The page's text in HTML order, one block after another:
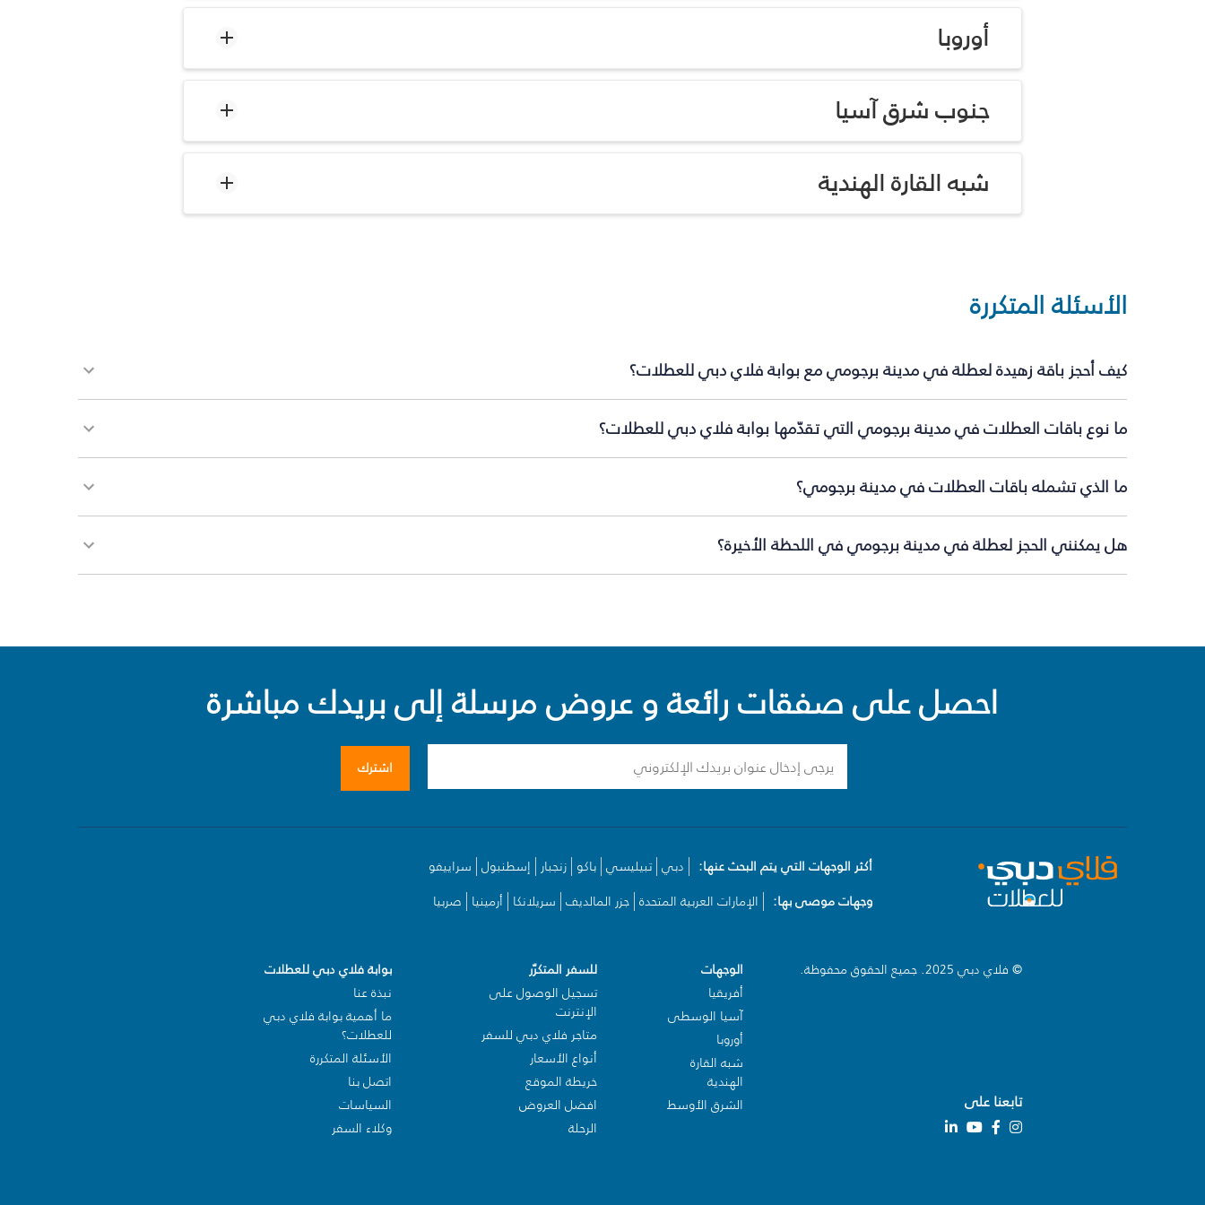
أوروبا
جنوب شرق آسيا
شبه القارة الهندية
الأسئلة المتكررة
كيف أحجز باقة زهيدة لعطلة في مدينة برجومي مع بوابة فلاي دبي للعطلات؟
ما نوع باقات العطلات في مدينة برجومي التي تقدّمها بوابة فلاي دبي للعطلات؟
ما الذي تشمله باقات العطلات في مدينة برجومي؟
هل يمكنني الحجز لعطلة في مدينة برجومي في اللحظة الأخيرة؟
احصل على صفقات رائعة و عروض مرسلة إلى بريدك مباشرة
اشترك
أكثر الوجهات التي يتم البحث عنها: دبي تبيليسي باكو زنجبار إسطنبول سراييفو
وجهات موصى بها:
الإمارات العربية المتحدة جزر المالديف سريلانكا أرمينيا صربيا
© فلاي دبي 2025. جميع الحقوق محفوظة.
تابعنا على
الوجهات
أفريقيا
آسيا الوسطى
أوروبا
شبه القارة
الهندية
الشرق الأوسط
للسفر المتكرّر
تسجيل الوصول على
الإنترنت
متاجر فلاي دبي للسفر
أنواع الأسعار
خريطة الموقع
افضل العروض
الرحلة
بوابة فلاي دبي للعطلات
نبذة عنا
ما أهمية بوابة فلاي دبي
للعطلات؟
الأسئلة المتكررة
اتصل بنا
السياسات
وكلاء السفر